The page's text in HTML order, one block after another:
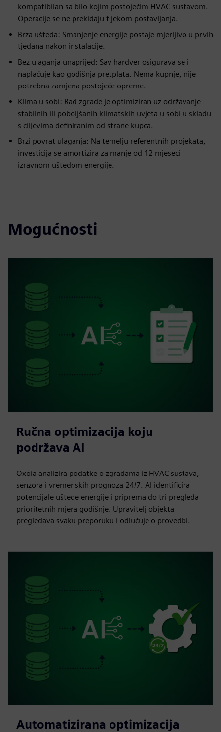
kompatibilan sa bilo kojim postojećim HVAC sustavom.
Operacije se ne prekidaju tijekom postavljanja.
Brza ušteda: Smanjenje energije postaje mjerljivo u prvih
tjedana nakon instalacije.
Bez ulaganja unaprijed: Sav hardver osigurava se i
naplaćuje kao godišnja pretplata. Nema kupnje, nije
potrebna zamjena postojeće opreme.
Klima u sobi: Rad zgrade je optimiziran uz održavanje
stabilnih ili poboljšanih klimatskih uvjeta u sobi u skladu
s ciljevima definiranim od strane kupca.
Brzi povrat ulaganja: Na temelju referentnih projekata,
investicija se amortizira za manje od 12 mjeseci
izravnom uštedom energije.
Mogućnosti
Ručna optimizacija koju
podržava AI
Oxoia analizira podatke o zgradama iz HVAC sustava,
senzora i vremenskih prognoza 24/7. AI identificira
potencijale uštede energije i priprema do tri pregleda
prioritetnih mjera godišnje. Upravitelj objekta
pregledava svaku preporuku i odlučuje o provedbi.
Automatizirana optimizacija